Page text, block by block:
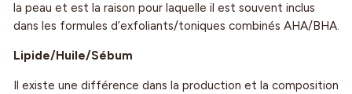
la peau et est la raison pour laquelle il est souvent inclus
dans les formules d’exfoliants/toniques combinés AHA/BHA.
Lipide/Huile/Sébum
Il existe une différence dans la production et la composition